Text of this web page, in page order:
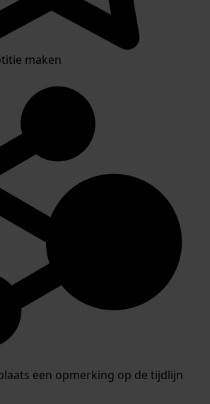
maken
een opmerking op de tijdlijn